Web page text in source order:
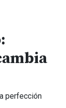
perfección